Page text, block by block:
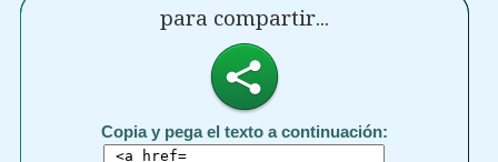
para compartir...
Copia y pega el texto a continuación: